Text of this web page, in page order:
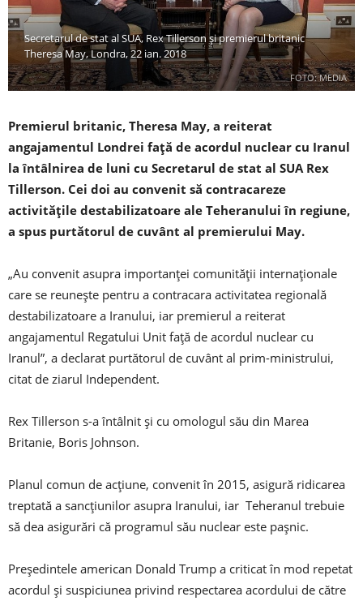
FOTO: MEDIA
Secretarul de stat al SUA, Rex Tillerson și premierul britanic
Theresa May, Londra, 22 ian. 2018
Premierul britanic, Theresa May, a reiterat
angajamentul Londrei față de acordul nuclear cu Iranul
la întâlnirea de luni cu Secretarul de stat al SUA Rex
Tillerson. Cei doi au convenit să contracareze
activitățile destabilizatoare ale Teheranului în regiune,
a spus purtătorul de cuvânt al premierului May.
„Au convenit asupra importanței comunității internaționale
care se reunește pentru a contracara activitatea regională
destabilizatoare a Iranului, iar premierul a reiterat
angajamentul Regatului Unit față de acordul nuclear cu
Iranul”, a declarat purtătorul de cuvânt al prim-ministrului,
citat de ziarul Independent.
Rex Tillerson s-a întâlnit și cu omologul său din Marea
Britanie, Boris Johnson.
Planul comun de acțiune, convenit în 2015, asigură ridicarea
treptată a sancțiunilor asupra Iranului, iar Teheranul trebuie
să dea asigurări că programul său nuclear este pașnic.
Președintele american Donald Trump a criticat în mod repetat
acordul și suspiciunea privind respectarea acordului de către